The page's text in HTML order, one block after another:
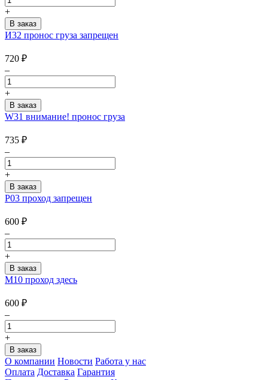
+
И32 пронос груза запрещен
720 ₽
–
+
W31 внимание! пронос груза
735 ₽
–
+
Р03 проход запрещен
600 ₽
–
+
М10 проход здесь
600 ₽
–
+
О компании Новости Работа у нас
Оплата Доставка Гарантия